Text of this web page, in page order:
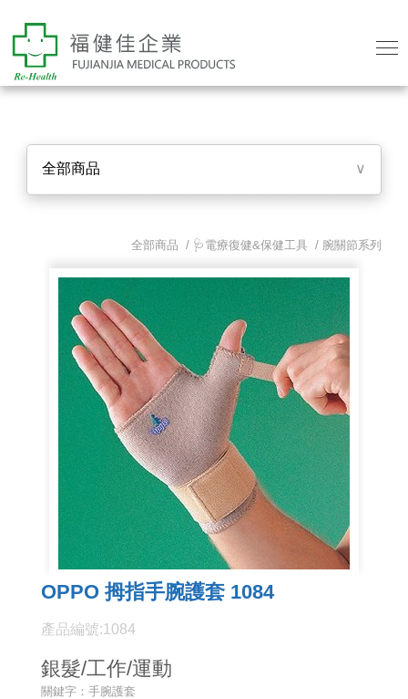
全部商品 ∨
全部商品 / 🩺電療復健&保健工具/ 腕關節系列
OPPO 拇指手腕護套 1084
產品編號:1084
銀髮/工作/運動
關鍵字：手腕護套